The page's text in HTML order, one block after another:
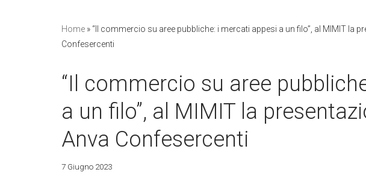
Home » “Il commercio su aree pubbliche: i mercati appesi a un filo”, al MIMIT la
Confesercenti
“Il commercio su aree
a un filo”, al MIMIT la
Anva Confesercenti
7 Giugno 2023